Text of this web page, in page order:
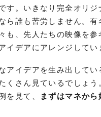
す。いきなり完全オリジ
ら誰も苦労しません。有
も、先人たちの映像を参
イデアにアレンジしてい
アイデアを生み出してい
くさん見ているでしょう
を見て、
まずはマネから